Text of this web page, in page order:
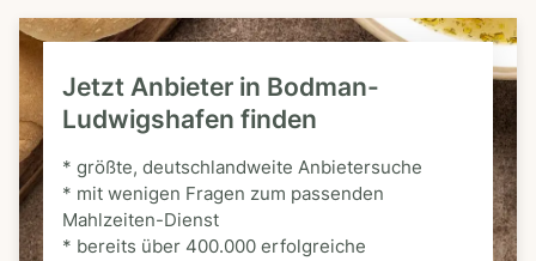
Jetzt Anbieter in Bodman-
Ludwigshafen finden
* größte, deutschlandweite Anbietersuche
* mit wenigen Fragen zum passenden
Mahlzeiten-Dienst
* bereits über 400.000 erfolgreiche